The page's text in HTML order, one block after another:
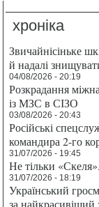
хроніка
Звичайнісіньке
й надалі
04/08/2026 - 20:19
Розкрадання
із МЗС в СІЗО
03/08/2026 - 20:43
Російські
командира 2-го
31/07/2026 - 19:45
Не тільки
31/07/2026 - 18:19
Український
за найкрасивіший